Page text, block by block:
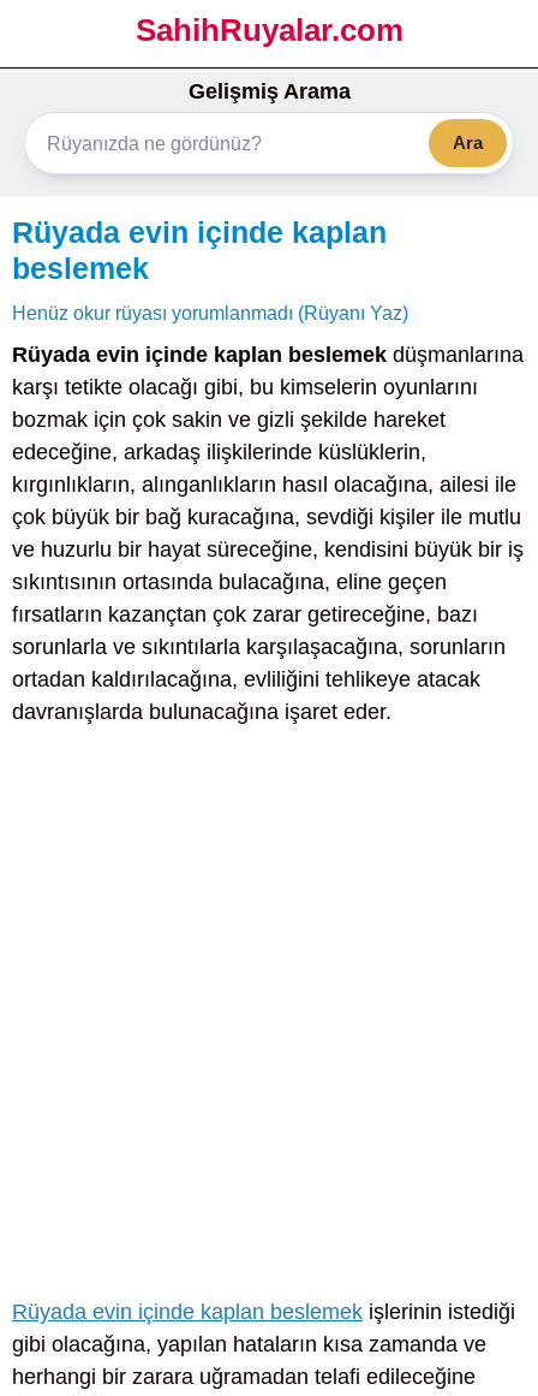
SahihRuyalar.com
Gelişmiş Arama
Ara
Rüyada evin içinde kaplan
beslemek
Henüz okur rüyası yorumlanmadı (Rüyanı Yaz)
Rüyada evin içinde kaplan beslemek düşmanlarına
karşı tetikte olacağı gibi, bu kimselerin oyunlarını
bozmak için çok sakin ve gizli şekilde hareket
edeceğine, arkadaş ilişkilerinde küslüklerin,
kırgınlıkların, alınganlıkların hasıl olacağına, ailesi ile
çok büyük bir bağ kuracağına, sevdiği kişiler ile mutlu
ve huzurlu bir hayat süreceğine, kendisini büyük bir iş
sıkıntısının ortasında bulacağına, eline geçen
fırsatların kazançtan çok zarar getireceğine, bazı
sorunlarla ve sıkıntılarla karşılaşacağına, sorunların
ortadan kaldırılacağına, evliliğini tehlikeye atacak
davranışlarda bulunacağına işaret eder.
Rüyada evin içinde kaplan beslemek işlerinin istediği
gibi olacağına, yapılan hataların kısa zamanda ve
herhangi bir zarara uğramadan telafi edileceğine